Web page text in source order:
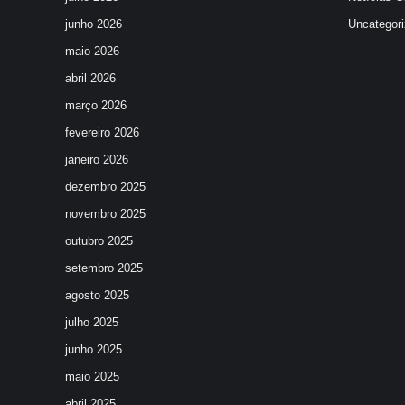
junho 2026
maio 2026
abril 2026
março 2026
fevereiro 2026
janeiro 2026
dezembro 2025
novembro 2025
outubro 2025
setembro 2025
agosto 2025
julho 2025
junho 2025
maio 2025